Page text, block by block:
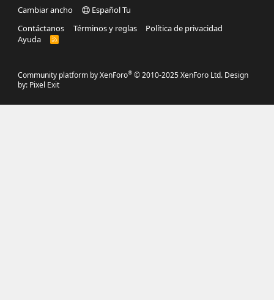
Cambiar ancho
Español Tu
Contáctanos
Términos y reglas
Política de privacidad
Ayuda
R
S
Community platform by XenForo® © 2010-2025 XenForo Ltd. Design
by: Pixel Exit